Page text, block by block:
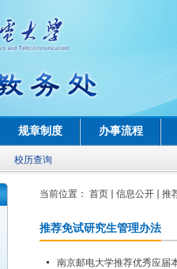
规章制度 办事流程
校历查询
当前位置： 首页 信息公开 推
推荐免试研究生管理办法
南京邮电大学推荐优秀应届